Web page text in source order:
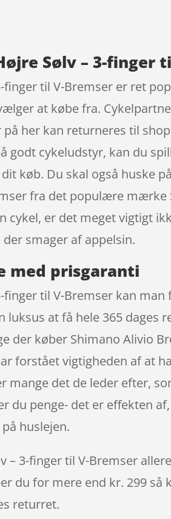
Sølv – 3-finger
finger til V-Bremser er ret
at købe fra.
her kan returneres til
godt cykeludstyr, kan du
køb. Du skal også huske
fra det populære
er det meget vigtigt
smager af appelsin.
med prisgaranti
til V-Bremser kan
at få hele 365 dages
der køber Shimano Alivio
forstået vigtigheden af at
mange det de leder efter,
du penge- det er effekten
huslejen.
– 3-finger til V-Bremser
du for mere end kr. 299
returret.